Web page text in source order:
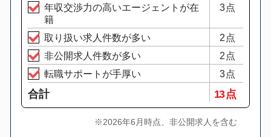
年収交渉力の高いエージェントが在
籍
3点
取り扱い求人件数が多い
2点
非公開求人件数が多い
2点
転職サポートが手厚い
3点
合計 13 点
※2026年6月時点、非公開求人を含む